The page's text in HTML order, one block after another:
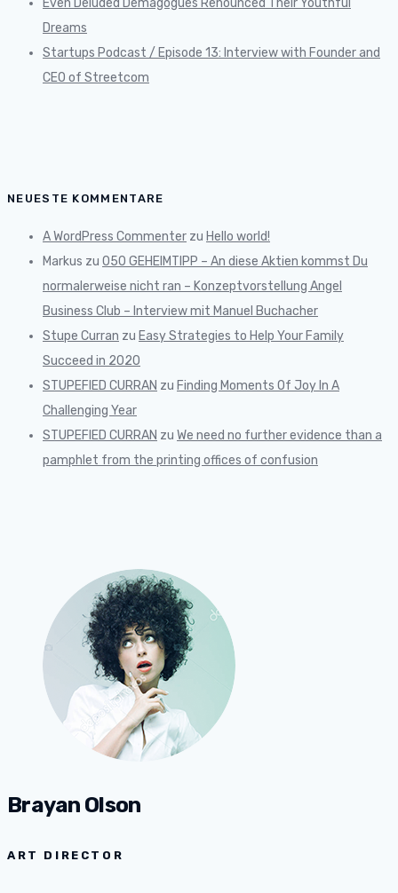
Even Deluded Demagogues Renounced Their Youthful
Dreams
Startups Podcast / Episode 13: Interview with Founder and
CEO of Streetcom
NEUESTE KOMMENTARE
A WordPress Commenter zu Hello world!
Markus zu 050 GEHEIMTIPP – An diese Aktien kommst Du
normalerweise nicht ran – Konzeptvorstellung Angel
Business Club – Interview mit Manuel Buchacher
Stupe Curran zu Easy Strategies to Help Your Family
Succeed in 2020
STUPEFIED CURRAN zu Finding Moments Of Joy In A
Challenging Year
STUPEFIED CURRAN zu We need no further evidence than a
pamphlet from the printing offices of confusion
Brayan Olson
ART DIRECTOR